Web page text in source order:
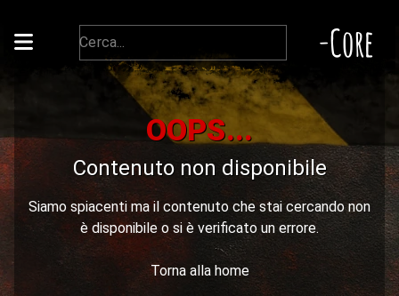
-Core
OOPS...
Contenuto non disponibile
Siamo spiacenti ma il contenuto che stai cercando non
è disponibile o si è verificato un errore.
Torna alla home